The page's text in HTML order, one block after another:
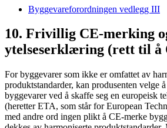
Byggevareforordningen vedlegg III
10. Frivillig CE-merking
ytelseserklæring (rett til å
For byggevarer som ikke er omfattet av
produktstandarder, kan produsenten velge
byggevarer ved å skaffe seg en europeisk
(heretter ETA, som står for European
med andre ord ingen plikt å CE-merke